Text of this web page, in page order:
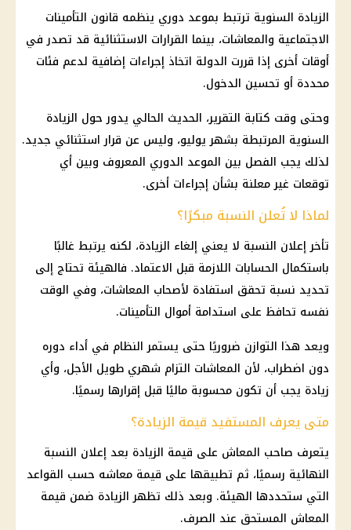
الزيادة السنوية ترتبط بموعد دوري ينظمه قانون التأمينات
الاجتماعية والمعاشات، بينما القرارات الاستثنائية قد تصدر في
أوقات أخرى إذا قررت الدولة اتخاذ إجراءات إضافية لدعم فئات
محددة أو تحسين الدخول.
وحتى وقت كتابة التقرير، الحديث الحالي يدور حول الزيادة
السنوية المرتبطة بشهر يوليو، وليس عن قرار استثنائي جديد.
لذلك يجب الفصل بين الموعد الدوري المعروف وبين أي
توقعات غير معلنة بشأن إجراءات أخرى.
لماذا لا تُعلن النسبة مبكرًا؟
تأخر إعلان النسبة لا يعني إلغاء الزيادة، لكنه يرتبط غالبًا
باستكمال الحسابات اللازمة قبل الاعتماد. فالهيئة تحتاج إلى
تحديد نسبة تحقق استفادة لأصحاب المعاشات، وفي الوقت
نفسه تحافظ على استدامة أموال التأمينات.
ويعد هذا التوازن ضروريًا حتى يستمر النظام في أداء دوره
دون اضطراب، لأن المعاشات التزام شهري طويل الأجل، وأي
زيادة يجب أن تكون محسوبة ماليًا قبل إقرارها رسميًا.
متى يعرف المستفيد قيمة الزيادة؟
يتعرف صاحب المعاش على قيمة الزيادة بعد إعلان النسبة
النهائية رسميًا، ثم تطبيقها على قيمة معاشه حسب القواعد
التي ستحددها الهيئة. وبعد ذلك تظهر الزيادة ضمن قيمة
المعاش المستحق عند الصرف.